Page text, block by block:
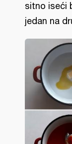
sitno iseći
jedan na